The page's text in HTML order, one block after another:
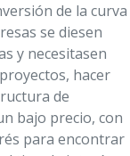
de la curva
se diesen
y necesitasen
hacer
de
bajo precio, con
para encontrar